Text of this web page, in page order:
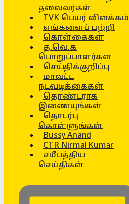
தலைவர்கள்
TVK பெயர் விளக்கம்
எங்களைப் பற்றி
கொள்கைகள்
த.வெ.க
பொறுப்பாளர்கள்
செய்திக்குறிப்பு
மாவட்ட
நடவடிக்கைகள்
தொண்டராக
இணையுங்கள்
தொடர்பு
கொள்ளுங்கள்
Bussy Anand
CTR Nirmal Kumar
சமீபத்திய
செய்திகள்